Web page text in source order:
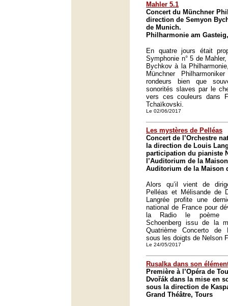
Mahler 5.1
Concert du Münchner
direction de Semyon
de Munich.
Philharmonie am
En quatre jours était
Symphonie n° 5 de
Bychkov à la
Münchner
rondeurs bien que
sonorités slaves par le
vers ces couleurs dans
Tchaïkovski.
Le 02/06/2017
Les mystères de Pelléas
Concert de l’Orchestre
la direction de Louis
participation du pianiste
l’Auditorium de la
Auditorium de la Maison
Alors qu’il vient de
Pelléas et Mélisande de
Langrée profite une
national de France pour
la Radio le poème
Schoenberg issu de la
Quatrième Concerto de
sous les doigts de Nelson
Le 24/05/2017
Rusalka dans son
Première à l’Opéra de
Dvořák dans la mise en
sous la direction de
Grand Théâtre, Tours